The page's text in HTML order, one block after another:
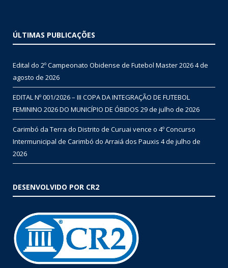
ÚLTIMAS PUBLICAÇÕES
Edital do 2º Campeonato Obidense de Futebol Master 20264 de
agosto de 2026
EDITAL Nº 001/2026 – III COPA DA INTEGRAÇÃO DE FUTEBOL
FEMININO 2026 DO MUNICÍPIO DE ÓBIDOS 29 de julho de 2026
Carimbó da Terra do Distrito de Curuai vence o 4º Concurso
Intermunicipal de Carimbó do Arraiá dos Pauxis 4 de julho de
2026
DESENVOLVIDO POR CR2